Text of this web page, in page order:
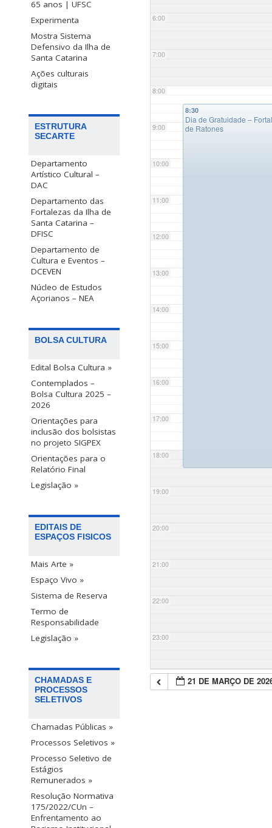
65 anos | UFSC
Experimenta
Mostra Sistema
Defensivo da Ilha de
Santa Catarina
Ações culturais
digitais
ESTRUTURA
SECARTE
Departamento
Artístico Cultural –
DAC
Departamento das
Fortalezas da Ilha de
Santa Catarina –
DFISC
Departamento de
Cultura e Eventos –
DCEVEN
Núcleo de Estudos
Açorianos – NEA
BOLSA CULTURA
Edital Bolsa Cultura »
Contemplados –
Bolsa Cultura 2025 –
2026
Orientações para
inclusão dos bolsistas
no projeto SIGPEX
Orientações para o
Relatório Final
Legislação »
EDITAIS DE
ESPAÇOS FISICOS
Mais Arte »
Espaço Vivo »
Sistema de Reserva
Termo de
Responsabilidade
Legislação »
CHAMADAS E
PROCESSOS
SELETIVOS
Chamadas Públicas »
Processos Seletivos »
Processo Seletivo de
Estágios
Remunerados »
Resolução Normativa
175/2022/CUn –
Enfrentamento ao
6:00
7:00
8:00
9:00
10:00
11:00
12:00
13:00
14:00
15:00
16:00
17:00
18:00
19:00
20:00
21:00
22:00
23:00
8:30
Dia de Gratuidade –
de Ratones
21 DE MARÇO DE